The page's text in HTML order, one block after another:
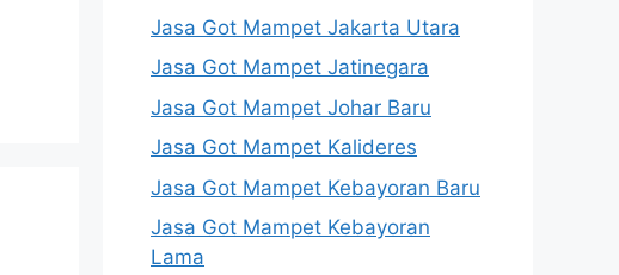
Jasa Got Mampet Jakarta Utara
Jasa Got Mampet Jatinegara
Jasa Got Mampet Johar Baru
Jasa Got Mampet Kalideres
Jasa Got Mampet Kebayoran Baru
Jasa Got Mampet Kebayoran
Lama